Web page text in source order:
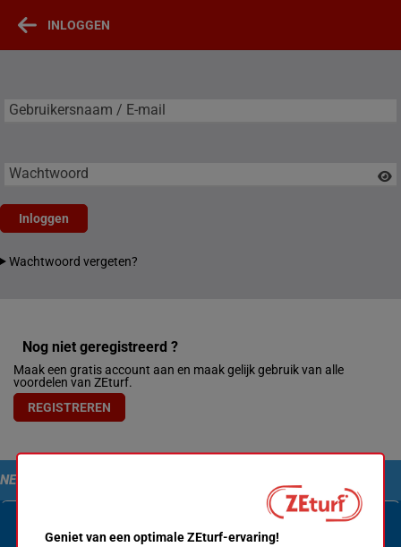
INLOGGEN
Gebruikersnaam / E-mail
Wachtwoord
Inloggen
Wachtwoord vergeten?
Nog niet geregistreerd ?
Maak een gratis account aan en maak gelijk gebruik van alle
voordelen van ZEturf.
REGISTREREN
NEEM CONTACT MET ONS OP
Geniet van een optimale ZEturf-ervaring!